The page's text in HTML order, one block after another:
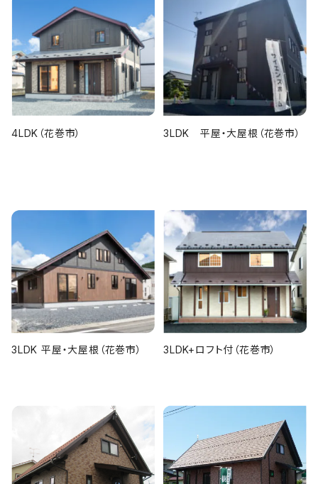
4LDK（花巻市） 3LDK 平屋・大屋根（花巻市）
3LDK 平屋・大屋根（花巻市） 3LDK+ロフト付（花巻市）